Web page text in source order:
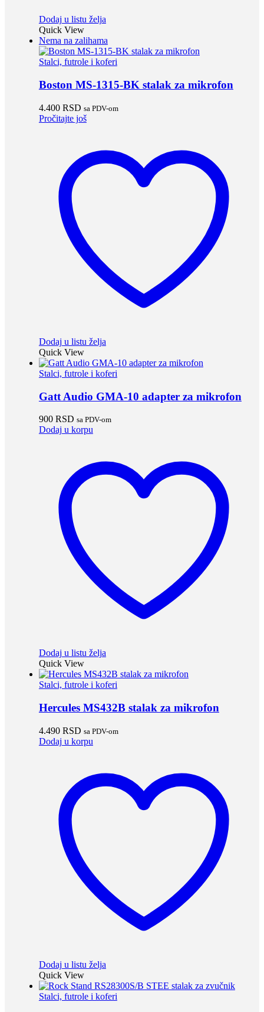
Dodaj u listu želja
Quick View
Nema na zalihama
Stalci, futrole i koferi
Boston MS-1315-BK stalak za mikrofon
4.400 RSD sa PDV-om
Pročitajte još
Dodaj u listu želja
Quick View
Stalci, futrole i koferi
Gatt Audio GMA-10 adapter za mikrofon
900 RSD sa PDV-om
Dodaj u korpu
Dodaj u listu želja
Quick View
Stalci, futrole i koferi
Hercules MS432B stalak za mikrofon
4.490 RSD sa PDV-om
Dodaj u korpu
Dodaj u listu želja
Quick View
Stalci, futrole i koferi